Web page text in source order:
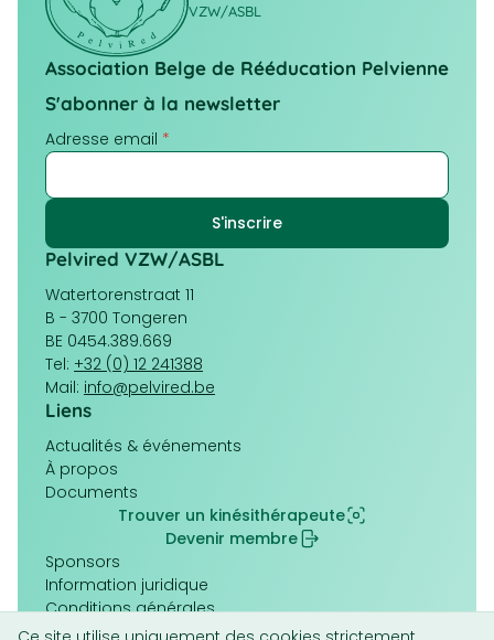
VZW/ASBL
Association Belge de Rééducation Pelvienne
S'abonner à la newsletter
Adresse email *
Pelvired VZW/ASBL
Watertorenstraat 11
B - 3700 Tongeren
BE 0454.389.669
Tel: +32 (0) 12 241388
Mail: info@pelvired.be
Liens
Navigation
principale
Actualités & événements
À propos
Documents
Trouver un kinésithérapeute
Devenir membre
Pied
de
page
Sponsors
Information juridique
Conditions générales
Politique de cookies (UE)